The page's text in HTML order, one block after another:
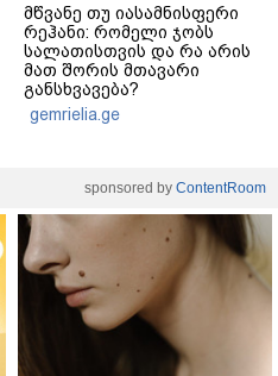
მწვანე თუ იასამნისფერი
რეჰანი: რომელი ჯობს
სალათისთვის და რა არის
მათ შორის მთავარი
განსხვავება?
gemrielia.ge
sponsored by ContentRoom